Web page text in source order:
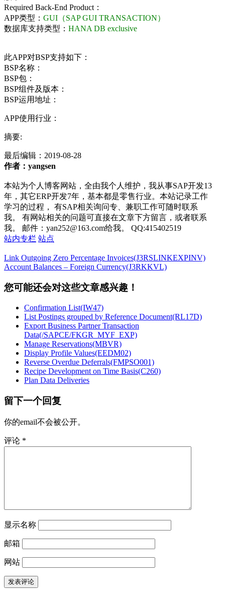
Required Back-End Product：
APP类型： GUI（SAP GUI TRANSACTION）
数据库支持类型： HANA DB exclusive
此APP对BSP支持如下：
BSP名称：
BSP包：
BSP组件及版本：
BSP运用地址：
APP使用行业：
摘要:
最后编辑： 2019-08-28
作者：yangsen
本站为个人博客网站，全由我个人维护，我从事SAP开发13
年，其它ERP开发7年，基本都是零售行业。本站记录工作
学习的过程， 有SAP相关询问专、兼职工作可随时联系
我。 有网站相关的问题可直接在文章下方留言，或者联系
我。 邮件：yan252@163.com给我。 QQ:415402519
站内专栏 站点
Link Outgoing Zero Percentage Invoices(J3RSLINKEXPINV)
Account Balances – Foreign Currency(J3RKKVL)
您可能还会对这些文章感兴趣！
Confirmation List(IW47)
List Postings grouped by Reference Document(RL17D)
Export Business Partner Transaction
Data(/SAPCE/FKGR_MYF_EXP)
Manage Reservations(MBVR)
Display Profile Values(EEDM02)
Reverse Overdue Deferrals(FMPSO001)
Recipe Development on Time Basis(C260)
Plan Data Deliveries
留下一个回复
你的email不会被公开。
评论 *
显示名称
邮箱
网站